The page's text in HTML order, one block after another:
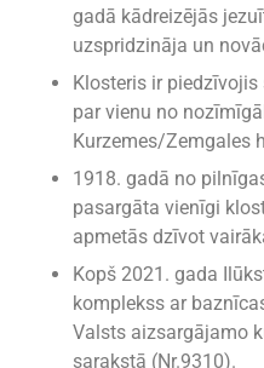
gadā kādreizējās
uzspridzināja un
Klosteris ir
par vienu no
Kurzemes/Zemgales
1918. gadā no
pasargāta vienīgi
apmetās dzīvot
Kopš 2021. gada
komplekss ar
Valsts aizsargājamo
sarakstā (Nr.9310).